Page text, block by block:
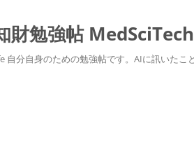
財勉強帖
自分自身のための勉強帖です。AIに訊いた